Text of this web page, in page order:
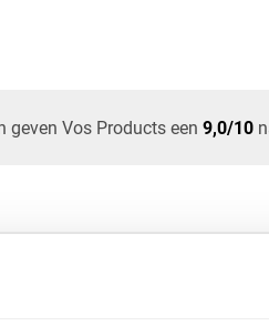
geven Vos Products een 9,0/10